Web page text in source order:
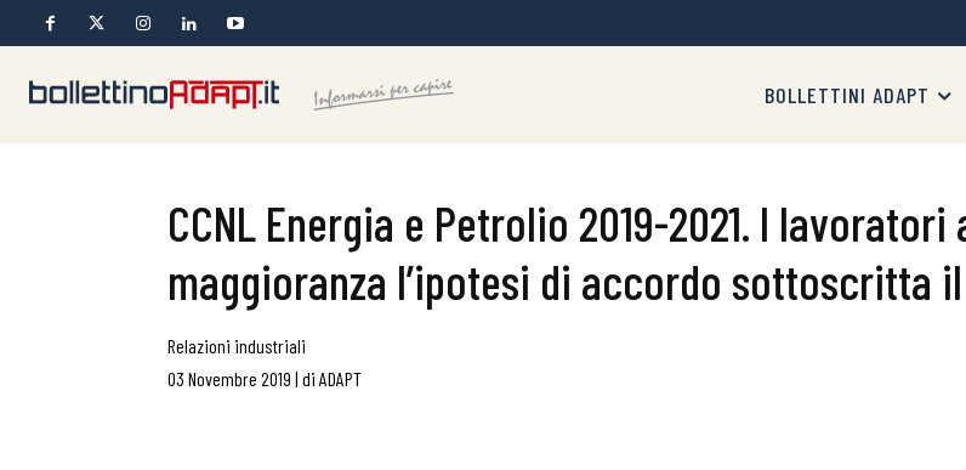
BOLLETTINI ADAPT
CCNL Energia e Petrolio 2019-2021. I
maggioranza l’ipotesi di accordo sottoscritta
Relazioni industriali
03 Novembre 2019 | di ADAPT